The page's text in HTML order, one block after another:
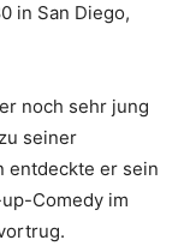
in San Diego,
noch sehr jung
seiner
entdeckte er sein
Comedy im